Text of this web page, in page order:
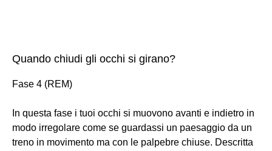
Quando chiudi gli occhi si girano?
Fase 4 (REM)
In questa fase i tuoi occhi si muovono avanti e indietro in
modo irregolare come se guardassi un paesaggio da un
treno in movimento ma con le palpebre chiuse. Descritta